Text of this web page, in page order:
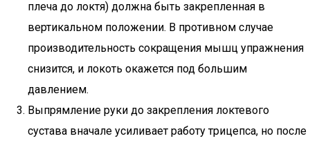
плеча до локтя) должна быть закрепленная в
вертикальном положении. В противном случае
производительность сокращения мышц упражнения
снизится, и локоть окажется под большим
давлением.
Выпрямление руки до закрепления локтевого
сустава вначале усиливает работу трицепса, но после